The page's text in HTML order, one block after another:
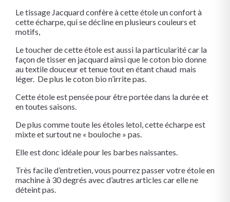
Le tissage Jacquard confère à cette étole un confort à
cette écharpe, qui se décline en plusieurs couleurs et
motifs,
Le toucher de cette étole est aussi la particularité car la
façon de tisser en jacquard ainsi que le coton bio donne
au textile douceur et tenue tout en étant chaud mais
léger. De plus le coton bio n’irrite pas.
Cette étole est pensée pour être portée dans la durée et
en toutes saisons.
De plus comme toute les étoles letol, cette écharpe est
mixte et surtout ne « bouloche » pas.
Elle est donc idéale pour les barbes naissantes.
Très facile d’entretien, vous pourrez passer votre étole en
machine à 30 degrés avec d’autres articles car elle ne
déteint pas.